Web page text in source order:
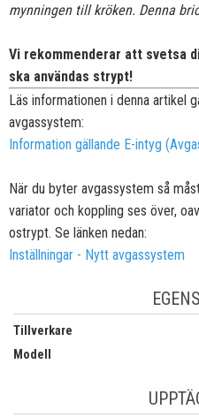
mynningen till kröken. Denna
Vi rekommenderar att svetsa
ska användas strypt!
Läs informationen i denna artikel
avgassystem:
Information gällande E-intyg
När du byter avgassystem så
variator och koppling ses över,
ostrypt. Se länken nedan:
Inställningar - Nytt avgassystem
Tillverkare
Modell